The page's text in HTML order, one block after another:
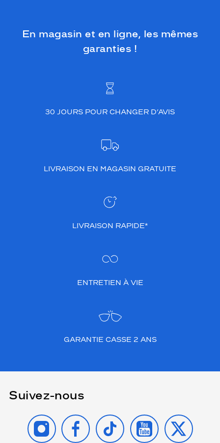
En magasin et en ligne, les mêmes
garanties !
30 JOURS POUR CHANGER D’AVIS
LIVRAISON EN MAGASIN GRATUITE
LIVRAISON RAPIDE*
ENTRETIEN À VIE
GARANTIE CASSE 2 ANS
Suivez-nous
INSTAGRAMFACEBOOK
TIKTOK YOUTUBE
X